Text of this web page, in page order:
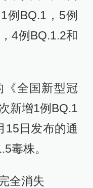
例BQ.1，5例
4例BQ.1.2和
《全国新型冠
新增1例BQ.1
15日发布的通
毒株。
全消失